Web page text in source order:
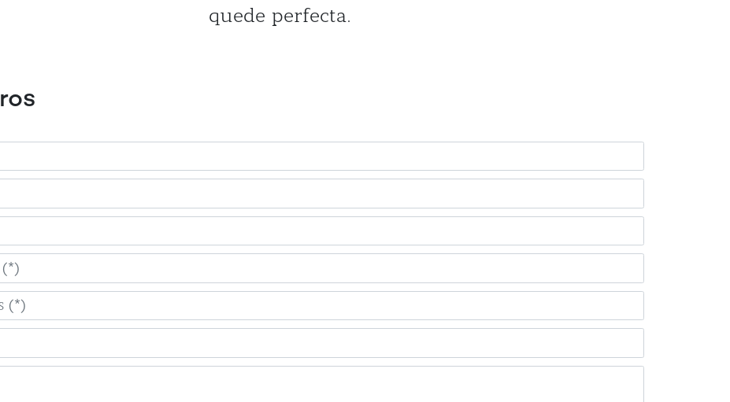
quede perfecta.